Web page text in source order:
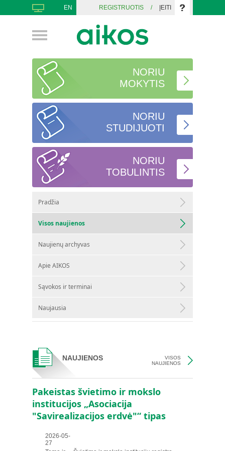
EN REGISTRUOTIS / ĮEITI
NORIU
MOKYTIS
NORIU
STUDIJUOTI
NORIU
TOBULINTIS
Pradžia
Visos naujienos
Naujienų archyvas
Apie AIKOS
Sąvokos ir terminai
Naujausia
NAUJIENOS
VISOS
NAUJIENOS
Pakeistas švietimo ir mokslo
institucijos „Asociacija
"Savirealizacijos erdvė"“ tipas
2026-05-
27